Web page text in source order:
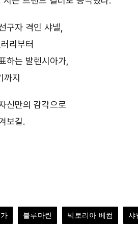
구자 격인 샤넬,
리부터
하는 발렌시아가,
지
신만의 감각으로
보길.
블루마린 빅토리아 베컴 샤